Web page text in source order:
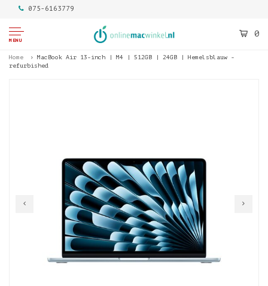
075-6163779
MENU
0
Home
MacBook Air 13-inch | M4 | 512GB | 24GB | Hemelsblauw -
refurbished